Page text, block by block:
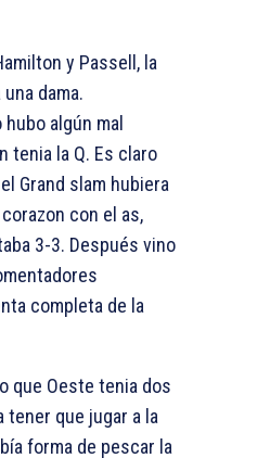
y Passell, la
dama.
hubo algún mal
tenia la Q. Es claro
Grand slam hubiera
con el as,
3-3. Después vino
completa de la
que Oeste tenia dos
que jugar a la
forma de pescar la